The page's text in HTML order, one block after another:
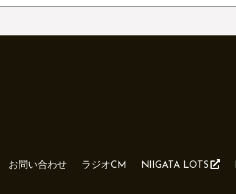
お問い合わせ ラジオCM NIIGATA LOTS